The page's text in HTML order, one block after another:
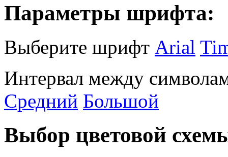
Параметры шрифта:
Выберите шрифт Arial
Интервал между
Средний Большой
Выбор цветовой